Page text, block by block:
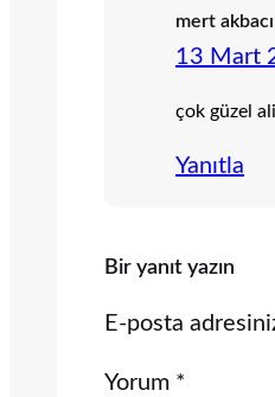
mert akbacı
13 Mart
çok güzel
Yanıtla
Bir yanıt yazın
E-posta
Yorum *